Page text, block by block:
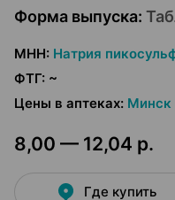
Форма выпуска:
МНН: Натрия
ФТГ: ~
Цены в аптеках: Минск
8,00 — 12,04 р.
Где купить